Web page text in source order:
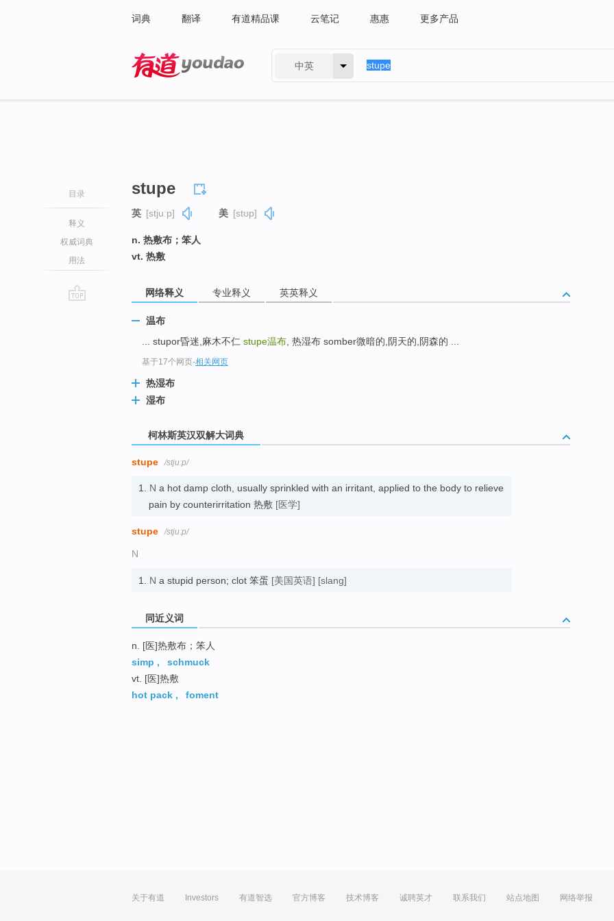
词典 翻译 有道精品课 云笔记 惠惠 更多产品
中英
目录
释义
权威词典
用法
stupe
英 [stjuːp] 美 [stʊp]
n. 热敷布；笨人
vt. 热敷
网络释义 专业释义 英英释义
温布
... stupor昏迷,麻木不仁 stupe温布 , 热湿布 somber微暗的,阴天的,阴森的 ...
基于17个网页-相关网页
热湿布
湿布
柯林斯英汉双解大词典
stupe /stjuːp/
1. N a hot damp cloth, usually sprinkled with an irritant, applied to the body to relieve
pain by counterirritation 热敷 [医学]
stupe /stjuːp/
N
1. N a stupid person; clot 笨蛋 [美国英语] [slang]
同近义词
n. [医]热敷布；笨人
simp ,
schmuck
vt. [医]热敷
hot pack , foment
关于有道 Investors 有道智选 官方博客 技术博客 诚聘英才 联系我们 站点地图 网络举报